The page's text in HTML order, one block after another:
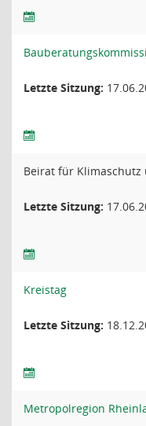
Letzte Sitzung:
Beirat für
Letzte Sitzung:
Kreistag
Letzte Sitzung:
Metropolregion